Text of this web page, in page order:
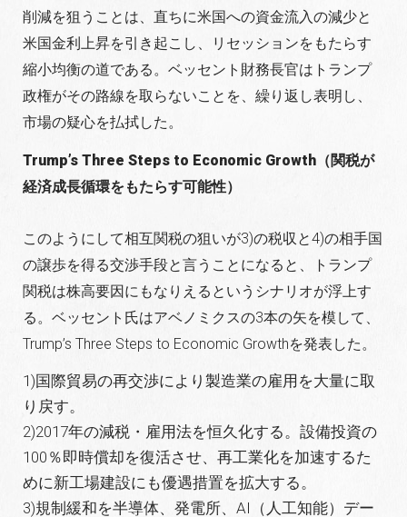
削減を狙うことは、直ちに米国への資金流入の減少と
米国金利上昇を引き起こし、リセッションをもたらす
縮小均衡の道である。ベッセント財務長官はトランプ
政権がその路線を取らないことを、繰り返し表明し、
市場の疑心を払拭した。
Trump’s Three Steps to Economic Growth（関税が
経済成長循環をもたらす可能性）
このようにして相互関税の狙いが3)の税収と4)の相手国
の譲歩を得る交渉手段と言うことになると、トランプ
関税は株高要因にもなりえるというシナリオが浮上す
る。ベッセント氏はアベノミクスの3本の矢を模して、
Trump’s Three Steps to Economic Growthを発表した。
1)国際貿易の再交渉により製造業の雇用を大量に取
り戻す。
2)2017年の減税・雇用法を恒久化する。設備投資の
100％即時償却を復活させ、再工業化を加速するた
めに新工場建設にも優遇措置を拡大する。
3)規制緩和を半導体、発電所、AI（人工知能）デー